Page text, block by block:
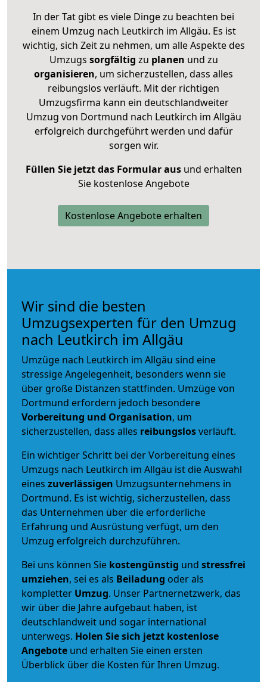
In der Tat gibt es viele Dinge zu beachten bei
einem Umzug nach Leutkirch im Allgäu. Es ist
wichtig, sich Zeit zu nehmen, um alle Aspekte des
Umzugs sorgfältig zu planen und zu
organisieren, um sicherzustellen, dass alles
reibungslos verläuft. Mit der richtigen
Umzugsfirma kann ein deutschlandweiter
Umzug von Dortmund nach Leutkirch im Allgäu
erfolgreich durchgeführt werden und dafür
sorgen wir.
Füllen Sie jetzt das Formular ausund erhalten
Sie kostenlose Angebote
Kostenlose Angebote erhalten
Wir sind die besten
Umzugsexperten für den Umzug
nach Leutkirch im Allgäu
Umzüge nach Leutkirch im Allgäu sind eine
stressige Angelegenheit, besonders wenn sie
über große Distanzen stattfinden. Umzüge von
Dortmund erfordern jedoch besondere
Vorbereitung und Organisation, um
sicherzustellen, dass alles reibungslosverläuft.
Ein wichtiger Schritt bei der Vorbereitung eines
Umzugs nach Leutkirch im Allgäu ist die Auswahl
eines zuverlässigen Umzugsunternehmens in
Dortmund. Es ist wichtig, sicherzustellen, dass
das Unternehmen über die erforderliche
Erfahrung und Ausrüstung verfügt, um den
Umzug erfolgreich durchzuführen.
Bei uns können Sie kostengünstig und stressfrei
umziehen, sei es als Beiladung oder als
kompletter Umzug. Unser Partnernetzwerk, das
wir über die Jahre aufgebaut haben, ist
deutschlandweit und sogar international
unterwegs. Holen Sie sich jetzt kostenlose
Angebote und erhalten Sie einen ersten
Überblick über die Kosten für Ihren Umzug.